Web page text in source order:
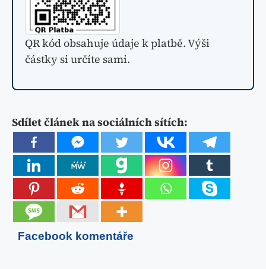
QR kód obsahuje údaje k platbě. Výši
částky si určíte sami.
Sdílet článek na sociálních sítích:
Facebook komentáře